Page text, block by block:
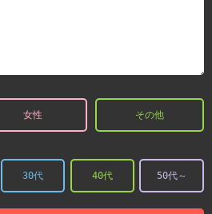
女性 その他
30代 40代 50代～